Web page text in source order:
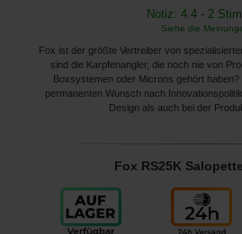
Notiz: 4.4 - 2
Siehe die
Fox ist der größte Vertreiber von
sind die Karpfenangler, die noch nie von
Boxsystemen oder Microns gehört
permanenten Wunsch nach
Design als auch bei der
Fox RS25K